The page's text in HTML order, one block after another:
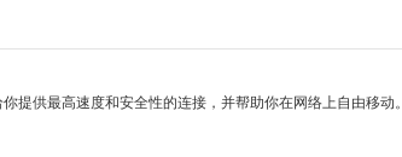
提供最高速度和安全性的连接，并帮助你在网络上自由移动。